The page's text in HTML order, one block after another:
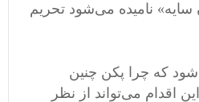
سایه» نامیده می‌شود تحریم
که چرا پکن چنین
اقدام می‌تواند از نظر